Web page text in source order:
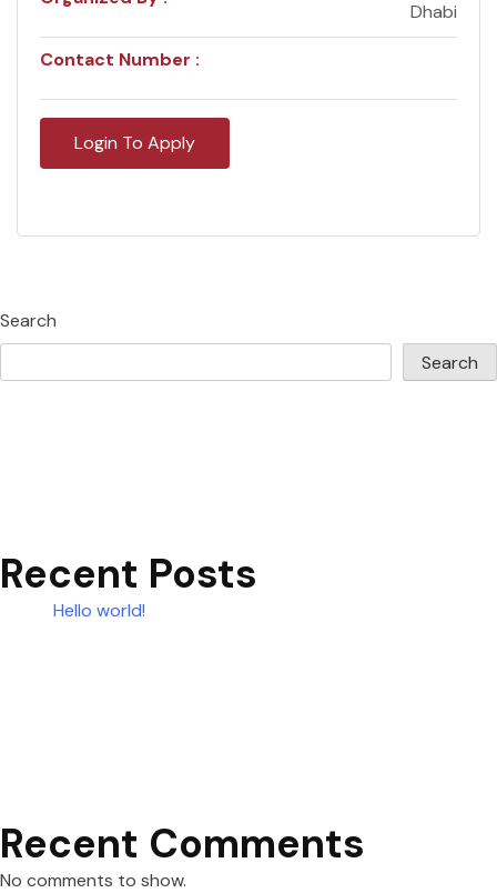
Dhabi
Contact Number :
Login To Apply
Search
Search
Recent Posts
Hello world!
Recent Comments
No comments to show.